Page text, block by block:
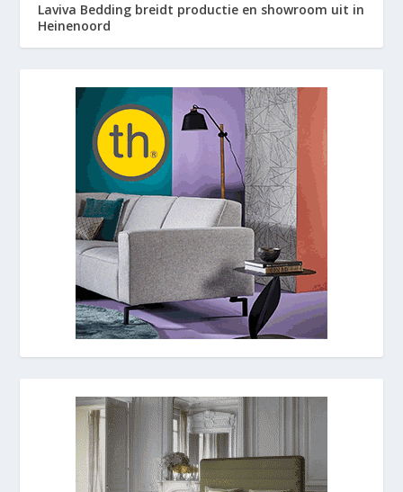
Laviva Bedding breidt productie en showroom uit in
Heinenoord